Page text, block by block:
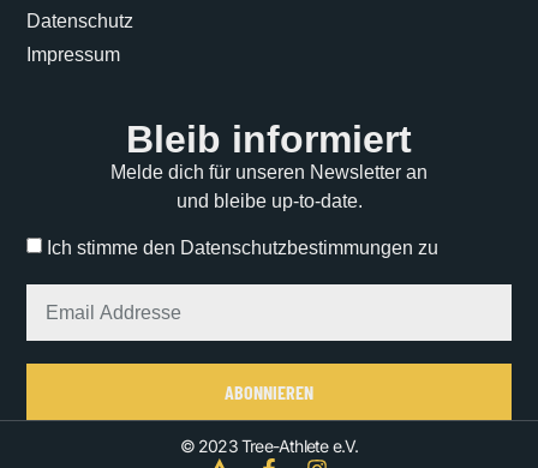
Datenschutz
Impressum
Bleib informiert
Melde dich für unseren Newsletter an
und bleibe up-to-date.
Ich stimme den Datenschutzbestimmungen zu
ABONNIEREN
© 2023 Tree-Athlete e.V.